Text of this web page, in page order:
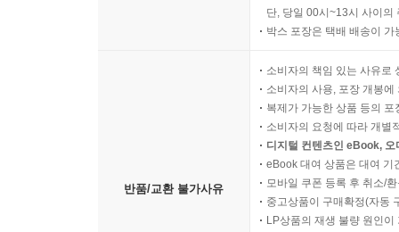
단, 당일 00시~13시 사이의
박스 포장은 택배 배송이
반품/교환 불가사유
소비자의 책임 있는 사유로
소비자의 사용, 포장 개봉
복제가 가능한 상품 등의
소비자의 요청에 따라 개별
디지털 컨텐츠인 eBook,
eBook 대여 상품은 대여 기
모바일 쿠폰 등록 후 취소/
중고상품이 구매확정(자동
LP상품의 재생 불량 원인